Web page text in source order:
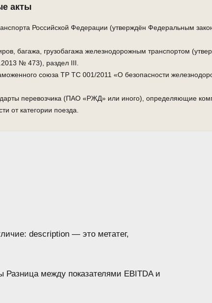
акты
Российской Федерации (утверждён Федеральным
багажа, грузобагажа железнодорожным транспортом
№ 473), раздел III.
союза ТР ТС 001/2011 «О безопасности
перевозчика (ПАО «РЖД» или иного), определяющие
от категории поезда.
description — это метатег,
между показателями EBITDA и